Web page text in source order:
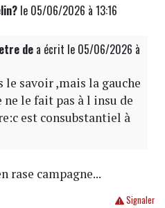
le 05/06/2026 à 13:16
dea écrit le 05/06/2026 à
le savoir ,mais la gauche
ne le fait pas à l insu de
est consubstantiel à
rase campagne...
Signaler